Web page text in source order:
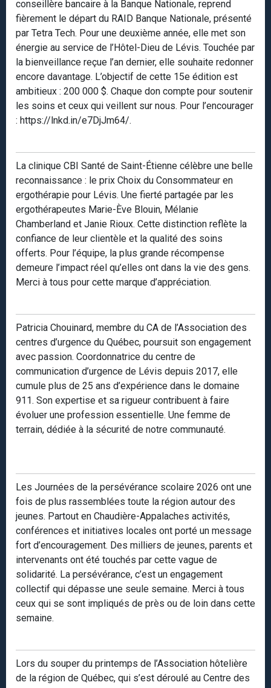
conseillère bancaire à la Banque Nationale, reprend
fièrement le départ du RAID Banque Nationale, présenté
par Tetra Tech. Pour une deuxième année, elle met son
énergie au service de l’Hôtel-Dieu de Lévis. Touchée par
la bienveillance reçue l’an dernier, elle souhaite redonner
encore davantage. L’objectif de cette 15e édition est
ambitieux : 200 000 $. Chaque don compte pour soutenir
les soins et ceux qui veillent sur nous. Pour l’encourager
: https://lnkd.in/e7DjJm64/.
La clinique CBI Santé de Saint-Étienne célèbre une belle
reconnaissance : le prix Choix du Consommateur en
ergothérapie pour Lévis. Une fierté partagée par les
ergothérapeutes Marie-Ève Blouin, Mélanie
Chamberland et Janie Rioux. Cette distinction reflète la
confiance de leur clientèle et la qualité des soins
offerts. Pour l’équipe, la plus grande récompense
demeure l’impact réel qu’elles ont dans la vie des gens.
Merci à tous pour cette marque d’appréciation.
Patricia Chouinard, membre du CA de l’Association des
centres d’urgence du Québec, poursuit son engagement
avec passion. Coordonnatrice du centre de
communication d’urgence de Lévis depuis 2017, elle
cumule plus de 25 ans d’expérience dans le domaine
911. Son expertise et sa rigueur contribuent à faire
évoluer une profession essentielle. Une femme de
terrain, dédiée à la sécurité de notre communauté.
Les Journées de la persévérance scolaire 2026 ont une
fois de plus rassemblées toute la région autour des
jeunes. Partout en Chaudière-Appalaches activités,
conférences et initiatives locales ont porté un message
fort d’encouragement. Des milliers de jeunes, parents et
intervenants ont été touchés par cette vague de
solidarité. La persévérance, c’est un engagement
collectif qui dépasse une seule semaine. Merci à tous
ceux qui se sont impliqués de près ou de loin dans cette
semaine.
Lors du souper du printemps de l’Association hôtelière
de la région de Québec, qui s’est déroulé au Centre des